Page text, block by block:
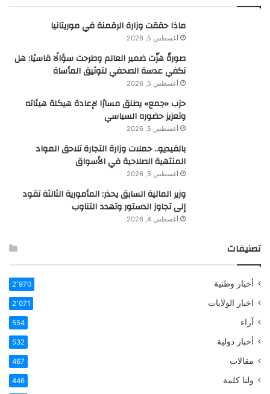
ماذا حققت وزارة الرقمنة في موريتانيا
أغسطس 5, 2026
صورةٌ هزّت ضمير العالم وطرحت سؤالًا قاسيًا: هل
تكفي عدسة الصحفي لتوثيق المأساة
أغسطس 5, 2026
حزب «جمع» يطلق مسارًا لإعادة هيكلة هيئاته
وتعزيز حضوره السياسي
أغسطس 5, 2026
بالفيديو.. حملات وزارة التجارة تلاحق المواد
المنتهية الصلاحية في الأسواق
أغسطس 5, 2026
وزير المالية السابق يحذر: المأمورية الثالثة تقود
إلى تجاوز الدستور وتهدد التناوب
أغسطس 4, 2026
تصنيفات
أخبار وطنية 2٬970
اخبار الولايات 2٬071
آراء 554
أخبار دولية 532
مقالات 467
ولنا كلمة 446